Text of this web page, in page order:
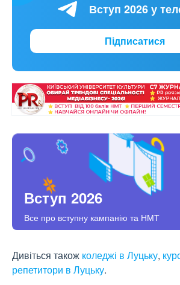
Вступ 2026 у
Підписатися
Вступ 2026
Все про вступну кампанію та НМТ
Дивіться також коледжі в Луцьку,
репетитори в Луцьку.